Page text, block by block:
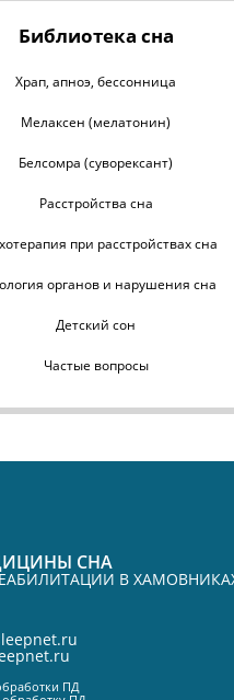
Библиотека сна
Храп, апноэ, бессонница
Мелаксен (мелатонин)
Белсомра (суворексант)
Расстройства сна
при расстройствах сна
органов и нарушения сна
Детский сон
Частые вопросы
СНА
В
ПД